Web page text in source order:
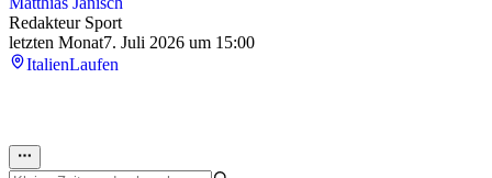
Redakteur Sport
letzten Monat7. Juli 2026 um 15:00
ItalienLaufen